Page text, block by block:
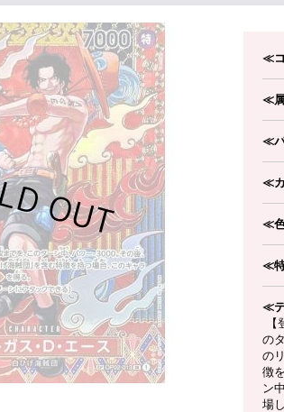
≪
≪
≪
≪
≪
≪
≪
【
の
の
徴
ン
場